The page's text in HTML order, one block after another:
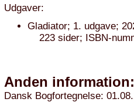
Udgaver:
Gladiator; 1. udgave;
223 sider; ISBN-
Anden information:
Dansk Bogfortegnelse: